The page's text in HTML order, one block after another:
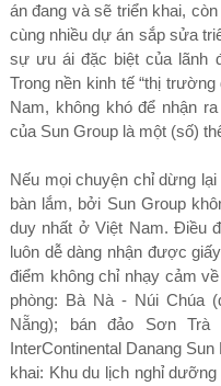
án đang và sẽ triển khai, còn
cùng nhiều dự án sắp sửa
sự ưu ái đặc biệt của lãnh
Trong nền kinh tế “thị
Nam, không khó để nhận
của Sun Group là một (số)
Nếu mọi chuyện chỉ dừng
bàn lắm, bởi Sun Group
duy nhất ở Việt Nam. Điều
luôn dễ dàng nhận được
điểm không chỉ nhạy cảm
phòng: Bà Nà - Núi Chúa
Nẵng); bán đảo Sơn
InterContinental Danang
khai: Khu du lịch nghỉ